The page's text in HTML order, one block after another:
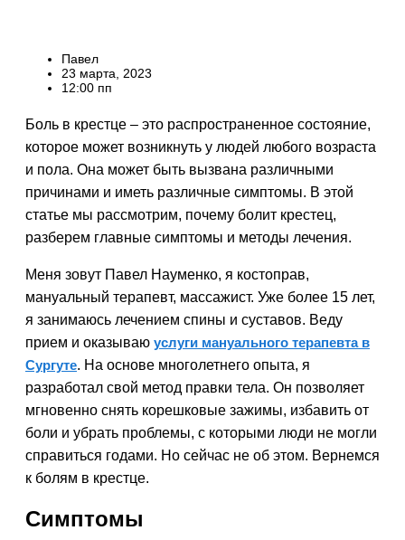
Павел
23 марта, 2023
12:00 пп
Боль в крестце – это распространенное состояние,
которое может возникнуть у людей любого возраста
и пола. Она может быть вызвана различными
причинами и иметь различные симптомы. В этой
статье мы рассмотрим, почему болит крестец,
разберем главные симптомы и методы лечения.
Меня зовут Павел Науменко, я костоправ,
мануальный терапевт, массажист. Уже более 15 лет,
я занимаюсь лечением спины и суставов. Веду
прием и оказываю услуги мануального терапевта в
Сургуте. На основе многолетнего опыта, я
разработал свой метод правки тела. Он позволяет
мгновенно снять корешковые зажимы, избавить от
боли и убрать проблемы, с которыми люди не могли
справиться годами. Но сейчас не об этом. Вернемся
к болям в крестце.
Симптомы